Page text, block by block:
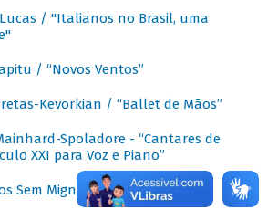
/ "Italianos no Brasil, uma
/ “Novos Ventos”
Kevorkian / “Ballet de Mãos”
Spoladore - “Cantares de
XXI para Voz e Piano”
Sem Mignone